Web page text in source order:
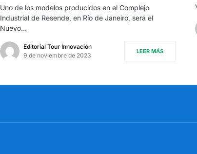
Uno de los modelos producidos en el Complejo
Industrial de Resende, en Río de Janeiro, será el
Nuevo…
Editorial Tour Innovación
9 de noviembre de 2023
LEER MÁS